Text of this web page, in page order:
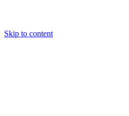
Skip to content